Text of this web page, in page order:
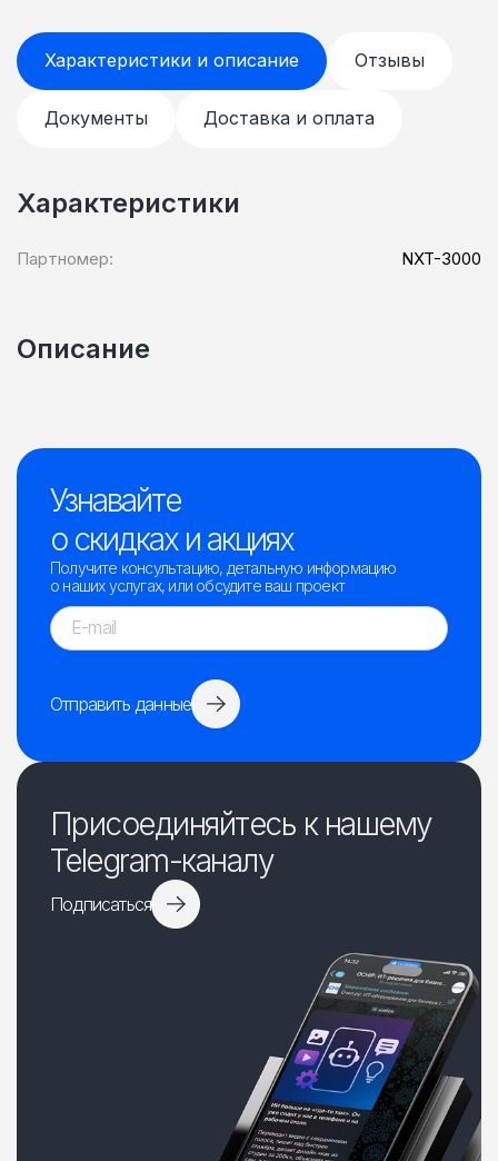
Характеристики и описание Отзывы
Документы Доставка и оплата
Характеристики
Партномер: NXT-3000
Описание
Узнавайте
о скидках и акциях
Получите консультацию, детальную информацию
о наших услугах, или обсудите ваш проект
Отправить данные
Присоединяйтесь к нашему
Telegram-каналу
Подписаться